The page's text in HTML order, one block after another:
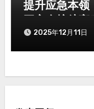
提升应急本
2025年12月11日